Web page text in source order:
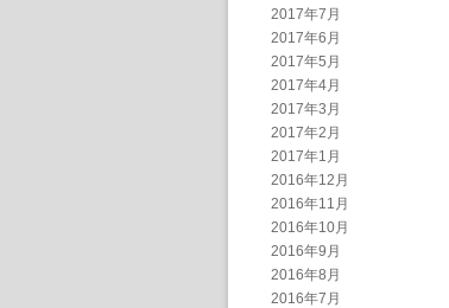
2017年7月
2017年6月
2017年5月
2017年4月
2017年3月
2017年2月
2017年1月
2016年12月
2016年11月
2016年10月
2016年9月
2016年8月
2016年7月